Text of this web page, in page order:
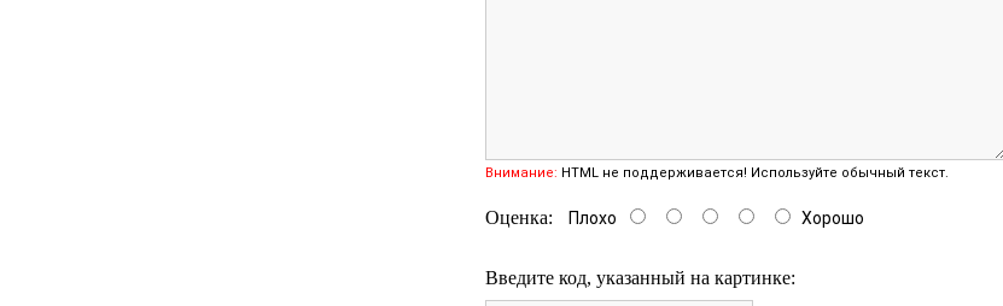
Внимание: HTML не поддерживается! Используйте обычный текст.
Оценка: Плохо Хорошо
Введите код, указанный на картинке: